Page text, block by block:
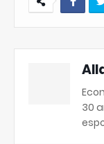
30